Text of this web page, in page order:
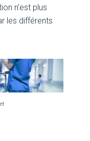
n’est plus
les différents